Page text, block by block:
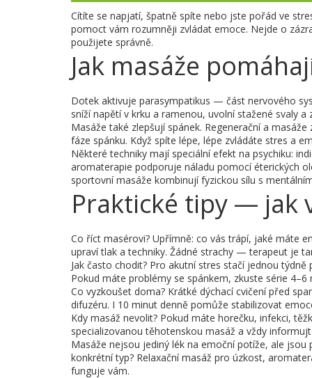
Cítíte se napjatí, špatně spíte nebo jste pořád ve
pomoct vám rozumněji zvládat emoce. Nejde o
použijete správně.
Jak masáže
Dotek aktivuje parasympatikus — část nervového
sníží napětí v krku a ramenou, uvolní stažené svaly
Masáže také zlepšují spánek. Regenerační a
fáze spánku. Když spíte lépe, lépe zvládáte stres a
Některé techniky mají speciální efekt na psychiku:
aromaterapie podporuje náladu pomocí éterických
sportovní masáže kombinují fyzickou sílu s
Praktické tipy — jak
Co říct masérovi? Upřímně: co vás trápí, jaké máte
upraví tlak a techniky. Žádné strachy — terapeut je
Jak často chodit? Pro akutní stres stačí jednou
Pokud máte problémy se spánkem, zkuste série 4–6
Co vyzkoušet doma? Krátké dýchací cvičení před
difuzéru. I 10 minut denně pomůže stabilizovat
Kdy masáž nevolit? Pokud máte horečku, infekci,
specializovanou těhotenskou masáž a vždy
Masáže nejsou jediný lék na emoční potíže, ale
konkrétní typ? Relaxační masáž pro úzkost,
funguje vám.